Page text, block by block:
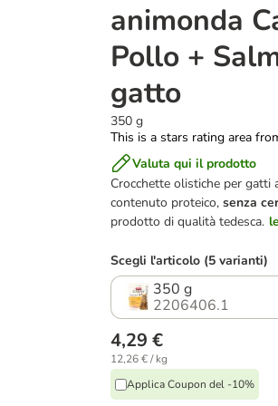
animonda
Pollo +
gatto
350 g
This is a stars rating area
Valuta qui il prodotto
Crocchette olistiche per
contenuto proteico,senza
prodotto di qualità tedesca.
Scegli l'articolo (5 varianti)
350 g
2206406.1
4,29 €
12,26 € / kg
Applica Coupon del -10%